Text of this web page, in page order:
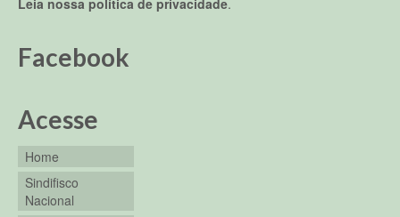
Leia nossa política de privacidade.
Facebook
Acesse
Home
Sindifisco
Nacional